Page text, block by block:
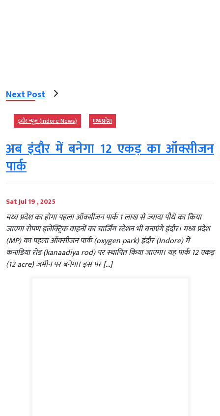
Next Post
इंदौर न्यूज़ (Indore News) मध्‍यप्रदेश
अब इंदौर में बनेगा 12 एकड़ का ऑक्सीजन
पार्क
Sat Jul 19 , 2025
मध्य प्रदेश का होगा पहला ऑक्सीजन पार्क 1 लाख से ज्यादा पौधे का किया
जाएगा रोपण इलेक्ट्रिक वाहनों का चार्जिंग स्टेशन भी बनाएंगे इंदौर। मध्य प्रदेश
(MP) का पहला ऑक्सीजन पार्क (oxygen park) इंदौर (Indore) में
कनाडिया रोड (kanaadiya rod) पर स्थापित किया जाएगा। यह पार्क 12 एकड़
(12 acre) जमीन पर बनेगा। इस पर […]